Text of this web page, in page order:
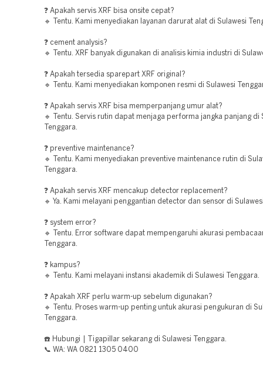
❓ Apakah servis XRF bisa onsite cepat?
🔹 Tentu. Kami menyediakan layanan darurat alat di Sulawesi
❓ cement analysis?
🔹 Tentu. XRF banyak digunakan di analisis kimia industri di
❓ Apakah tersedia sparepart XRF original?
🔹 Tentu. Kami menyediakan komponen resmi di Sulawesi
❓ Apakah servis XRF bisa memperpanjang umur alat?
🔹 Tentu. Servis rutin dapat menjaga performa jangka panjang di
Tenggara.
❓ preventive maintenance?
🔹 Tentu. Kami menyediakan preventive maintenance rutin di
Tenggara.
❓ Apakah servis XRF mencakup detector replacement?
🔹 Ya. Kami melayani penggantian detector dan sensor di
❓ system error?
🔹 Tentu. Error software dapat mempengaruhi akurasi
Tenggara.
❓ kampus?
🔹 Tentu. Kami melayani instansi akademik di Sulawesi Tenggara.
❓ Apakah XRF perlu warm-up sebelum digunakan?
🔹 Tentu. Proses warm-up penting untuk akurasi pengukuran di
Tenggara.
☎️ Hubungi | Tigapillar sekarang di Sulawesi Tenggara.
📞 WA: WA 0821 1305 0400